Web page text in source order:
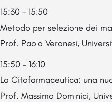
15:30 – 15:50
Metodo per selezione dei
Prof. Paolo Veronesi,
15:50 – 16:10
La Citofarmaceutica: una
Prof. Massimo Dominici,